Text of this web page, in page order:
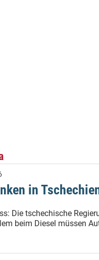
in
Die tschechische
beim Diesel müssen